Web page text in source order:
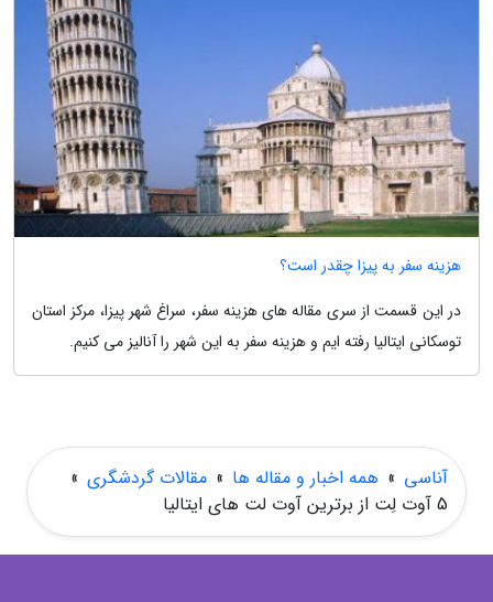
هزینه سفر به پیزا چقدر است؟
در این قسمت از سری مقاله های هزینه سفر، سراغ شهر پیزا، مرکز استان
توسکانی ایتالیا رفته ایم و هزینه سفر به این شهر را آنالیز می کنیم.
آناسی » همه اخبار و مقاله ها » مقالات گردشگری »
5 آوت لِت از برترین آوت لت های ایتالیا